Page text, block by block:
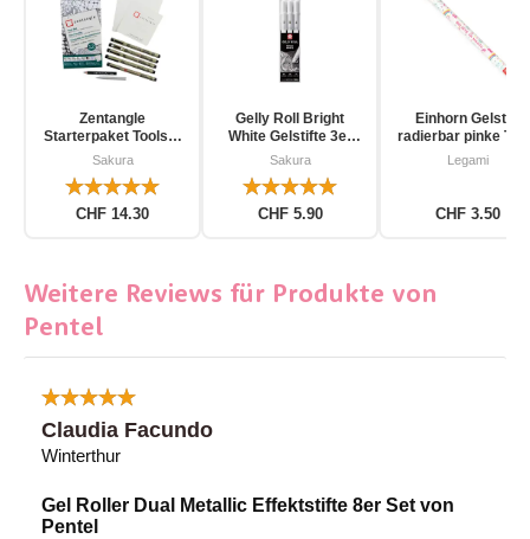
Zentangle
Starterpaket Toolset
für Einsteiger 12-
Sakura
CHF 14.30
Gelly Roll Bright
White Gelstifte 3er
Pack
Sakura
CHF 5.90
Einhorn Gelstift
radierbar pinke
Legami
CHF 3.50
Weitere Reviews für Produkte von
Pentel
Claudia Facundo
Winterthur
Gel Roller Dual Metallic Effektstifte 8er Set von
Pentel